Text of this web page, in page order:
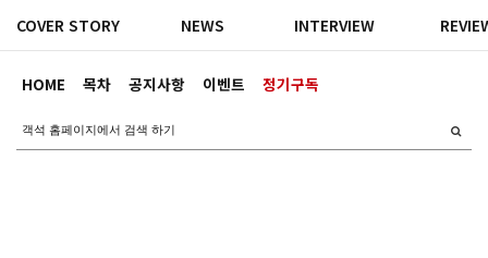
HOME 목차 공지사항 이벤트 정기구독
COVER STORY NEWS INTERVIEW